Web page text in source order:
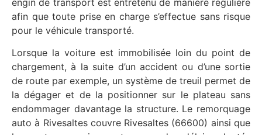
engin de transport est entretenu de manière régulière
afin que toute prise en charge s’effectue sans risque
pour le véhicule transporté.
Lorsque la voiture est immobilisée loin du point de
chargement, à la suite d’un accident ou d’une sortie
de route par exemple, un système de treuil permet de
la dégager et de la positionner sur le plateau sans
endommager davantage la structure. Le remorquage
auto à Rivesaltes couvre Rivesaltes (66600) ainsi que